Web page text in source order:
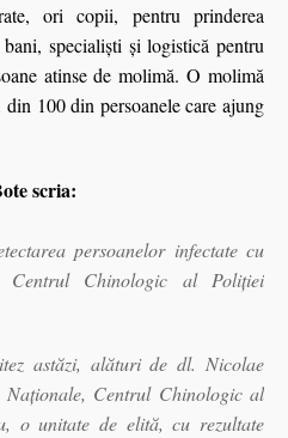
ori copii, pentru prinderea
specialiști și logistică pentru
atinse de molimă. O molimă
100 din persoanele care ajung
scria:
persoanelor infectate cu
Centrul Chinologic al Poliției
astăzi, alături de dl. Nicolae
Centrul Chinologic al
o unitate de elită, cu rezultate